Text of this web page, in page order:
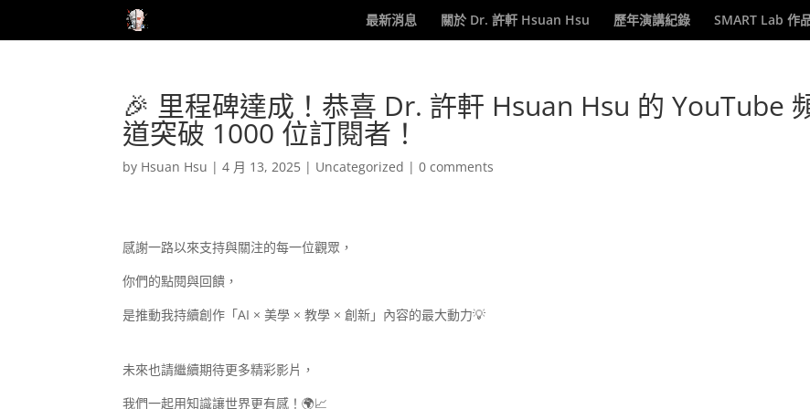
最新消息 關於 Dr. 許軒 Hsuan Hsu 歷年演講紀錄 SMART Lab 作
🎉 里程碑達成！恭喜 Dr. 許軒 Hsuan Hsu 的 YouTube
道突破 1000 位訂閱者！
by Hsuan Hsu |4 月 13, 2025 | Uncategorized |0 comments
感謝一路以來支持與關注的每一位觀眾，
你們的點閱與回饋，
是推動我持續創作「AI × 美學 × 教學 × 創新」內容的最大動力💡
未來也請繼續期待更多精彩影片，
我們一起用知識讓世界更有感！🌍📈